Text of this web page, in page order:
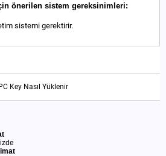
önerilen sistem gereksinimleri:
sistemi gerektirir.
Key Nasıl Yüklenir